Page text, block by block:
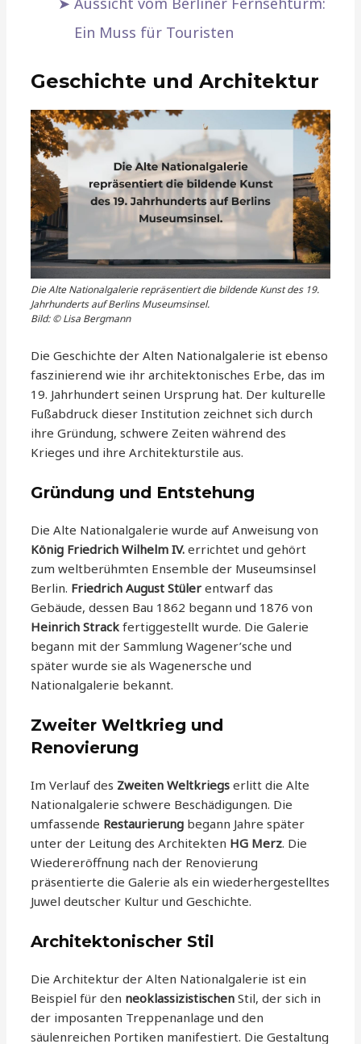
Ein Muss für Touristen
Geschichte und Architektur
Die Alte Nationalgalerie repräsentiert die bildende Kunst des 19.
Jahrhunderts auf Berlins Museumsinsel.
Bild: © Lisa Bergmann
Die Geschichte der Alten Nationalgalerie ist ebenso
faszinierend wie ihr architektonisches Erbe, das im
19. Jahrhundert seinen Ursprung hat. Der kulturelle
Fußabdruck dieser Institution zeichnet sich durch
ihre Gründung, schwere Zeiten während des
Krieges und ihre Architekturstile aus.
Gründung und Entstehung
Die Alte Nationalgalerie wurde auf Anweisung von
König Friedrich Wilhelm IV. errichtet und gehört
zum weltberühmten Ensemble der Museumsinsel
Berlin. Friedrich August Stüler entwarf das
Gebäude, dessen Bau 1862 begann und 1876 von
Heinrich Strack fertiggestellt wurde. Die Galerie
begann mit der Sammlung Wagener’sche und
später wurde sie als Wagenersche und
Nationalgalerie bekannt.
Zweiter Weltkrieg und
Renovierung
Im Verlauf des Zweiten Weltkriegs erlitt die Alte
Nationalgalerie schwere Beschädigungen. Die
umfassende Restaurierung begann Jahre später
unter der Leitung des Architekten HG Merz. Die
Wiedereröffnung nach der Renovierung
präsentierte die Galerie als ein wiederhergestelltes
Juwel deutscher Kultur und Geschichte.
Architektonischer Stil
Die Architektur der Alten Nationalgalerie ist ein
Beispiel für den neoklassizistischen Stil, der sich in
der imposanten Treppenanlage und den
säulenreichen Portiken manifestiert. Die Gestaltung